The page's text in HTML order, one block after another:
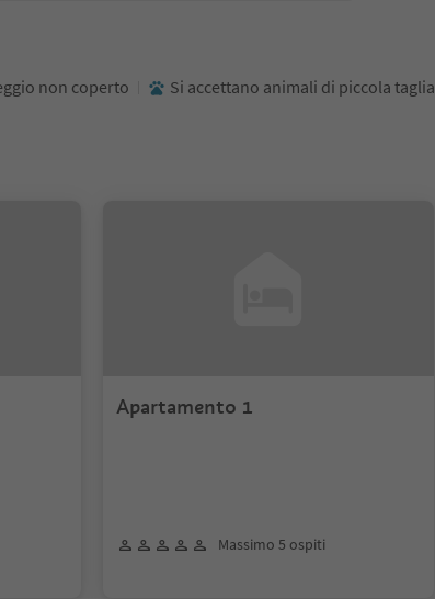
non coperto Si accettano animali di piccola taglia
Apartamento 1
Massimo 5 ospiti